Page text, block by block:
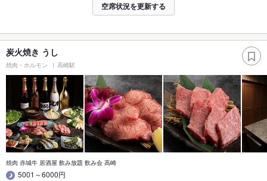
空席状況を更新する
炭火焼き うし
焼肉・ホルモン 高崎駅
焼肉 赤城牛 居酒屋 飲み放題 飲み会 高崎
5001～6000円